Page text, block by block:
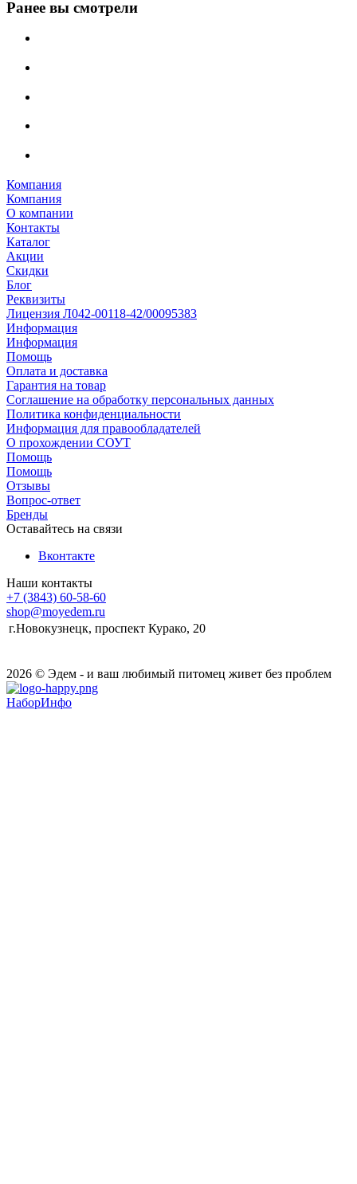
Ранее вы смотрели
Компания
Компания
О компании
Контакты
Каталог
Акции
Скидки
Блог
Реквизиты
Лицензия Л042-00118-42/00095383
Информация
Информация
Помощь
Оплата и доставка
Гарантия на товар
Соглашение на обработку персональных данных
Политика конфиденциальности
Информация для правообладателей
О прохождении СОУТ
Помощь
Помощь
Отзывы
Вопрос-ответ
Бренды
Оставайтесь на связи
Вконтакте
Наши контакты
+7 (3843) 60-58-60
shop@moyedem.ru
г.Новокузнецк, проспект Курако, 20
2026 © Эдем - и ваш любимый питомец живет без проблем
НаборИнфо